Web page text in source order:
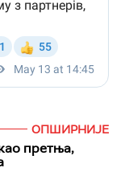
ОПШИРНИЈЕ
претња,